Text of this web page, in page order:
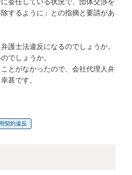
委任している状況で、団体交渉を
するように」との指摘と要請があ
護士法違反になるのでしょうか。
でしょうか。
とがなかったので、会社代理人弁
甚です。
契約違反